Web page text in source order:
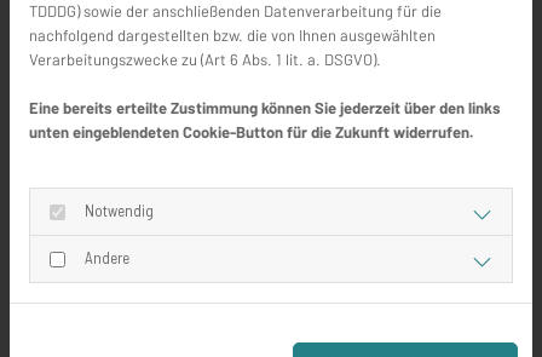
Das könnte Sie auch
interessieren
TDDDG) sowie der anschließenden Datenverarbeitung für die
nachfolgend dargestellten bzw. die von Ihnen ausgewählten
Verarbeitungszwecke zu (Art 6 Abs. 1 lit. a. DSGVO).
Eine bereits erteilte Zustimmung können Sie jederzeit über den links
unten eingeblendeten Cookie-Button für die Zukunft widerrufen.
Notwendig
Andere